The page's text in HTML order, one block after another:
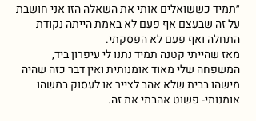
״תמיד כששואלים אותי את השאלה הזו אני חושבת
על זה שבעצם אף פעם לא באמת הייתה נקודת
התחלה ואף פעם לא הפסקתי.
מאז שהייתי קטנה תמיד נתנו לי עיפרון ביד,
המשפחה שלי מאוד אומנותית ואין דבר כזה שהיה
מישהו בבית שלא אהב לצייר או לעסוק במשהו
אומנותי- פשוט אהבתי את זה.